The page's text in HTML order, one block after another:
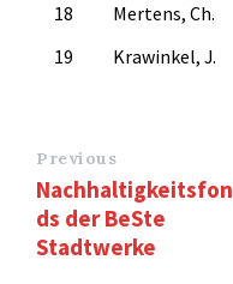
18 Mertens, Ch.
19
Krawinkel, J.
Previous
Nachhaltigkeitsfon
ds der BeSte
Stadtwerke